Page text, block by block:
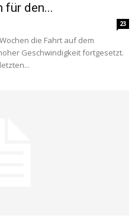
für den...
23
die Fahrt auf dem
Geschwindigkeit fortgesetzt.